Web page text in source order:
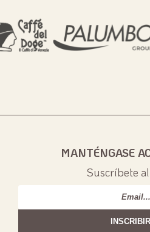
MANTÉNGASE
Suscríbete